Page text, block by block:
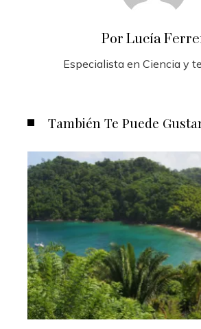
Por Lucía
Especialista en Ciencia y
También Te Puede